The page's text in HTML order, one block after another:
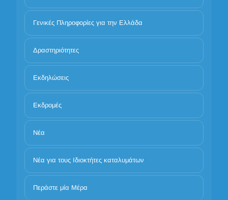
Γενικές Πληροφορίες για την Ελλάδα
Δραστηριότητες
Εκδηλώσεις
Εκδρομές
Νέα
Νέα για τους Ιδιοκτήτες καταλυμάτων
Περάστε μία Μέρα